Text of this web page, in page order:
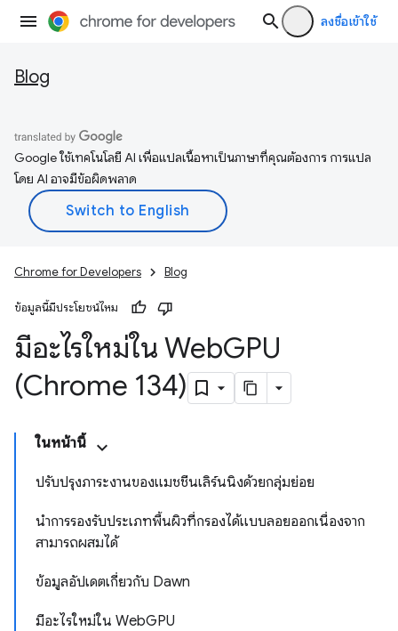
ลงชื่อเข้าใช้
Blog
Google ใช้เทคโนโลยี AI เพื่อแปลเนื้อหาเป็นภาษาที่คุณต้องการ การแปล
โดย AI อาจมีข้อผิดพลาด
Chrome for Developers Blog
ข้อมูลนี้มีประโยชน์ไหม
มีอะไรใหม่ใน WebGPU
(Chrome 134)
ในหน้านี้
ปรับปรุงภาระงานของแมชชีนเลิร์นนิงด้วยกลุ่มย่อย
นำการรองรับประเภทพื้นผิวที่กรองได้แบบลอยออกเนื่องจาก
สามารถผสมได้
ข้อมูลอัปเดตเกี่ยวกับ Dawn
มีอะไรใหม่ใน WebGPU